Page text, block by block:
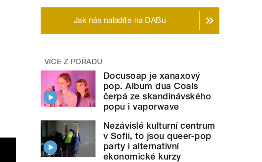
Jak nás naladíte na DABu
VÍCE Z POŘADU
Docusoap je xanaxový
pop. Album dua Coals
čerpá ze skandinávského
popu i vaporwave
Nezávislé kulturní centrum
v Sofii, to jsou queer-pop
party i alternativní
ekonomické kurzy